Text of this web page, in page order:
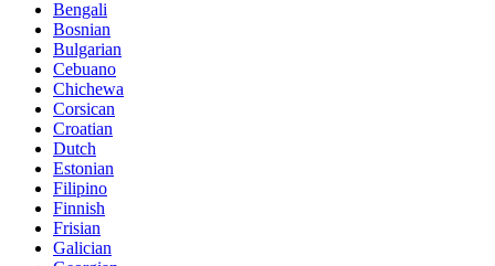
Bengali
Bosnian
Bulgarian
Cebuano
Chichewa
Corsican
Croatian
Dutch
Estonian
Filipino
Finnish
Frisian
Galician